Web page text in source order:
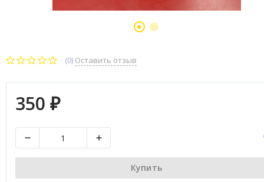
(0) Оставить отзыв
350 ₽
Купить